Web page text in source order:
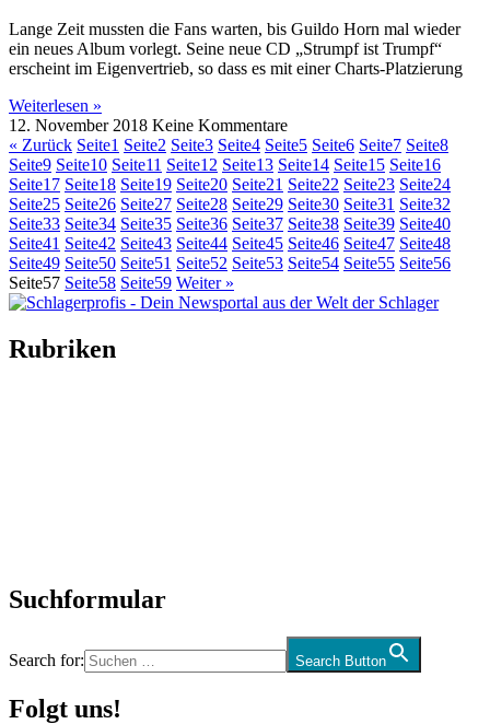
Lange Zeit mussten die Fans warten, bis Guildo Horn mal wieder
ein neues Album vorlegt. Seine neue CD „Strumpf ist Trumpf“
erscheint im Eigenvertrieb, so dass es mit einer Charts-Platzierung
Weiterlesen »
12. November 2018 Keine Kommentare
« Zurück Seite1 Seite2 Seite3 Seite4 Seite5 Seite6 Seite7 Seite8
Seite9 Seite10 Seite11 Seite12 Seite13 Seite14 Seite15 Seite16
Seite17 Seite18 Seite19 Seite20 Seite21 Seite22 Seite23 Seite24
Seite25 Seite26 Seite27 Seite28 Seite29 Seite30 Seite31 Seite32
Seite33 Seite34 Seite35 Seite36 Seite37 Seite38 Seite39 Seite40
Seite41 Seite42 Seite43 Seite44 Seite45 Seite46 Seite47 Seite48
Seite49 Seite50 Seite51 Seite52 Seite53 Seite54 Seite55 Seite56
Seite57 Seite58 Seite59 Weiter »
Rubriken
Suchformular
Search for: Search Button
Folgt uns!